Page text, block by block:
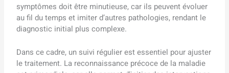
symptômes doit être minutieuse, car ils peuvent évoluer
au fil du temps et imiter d’autres pathologies, rendant le
diagnostic initial plus complexe.
Dans ce cadre, un suivi régulier est essentiel pour ajuster
le traitement. La reconnaissance précoce de la maladie